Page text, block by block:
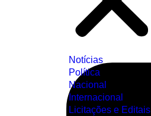
Notícias
Política
Nacional
Internacional
Licitações e Editais